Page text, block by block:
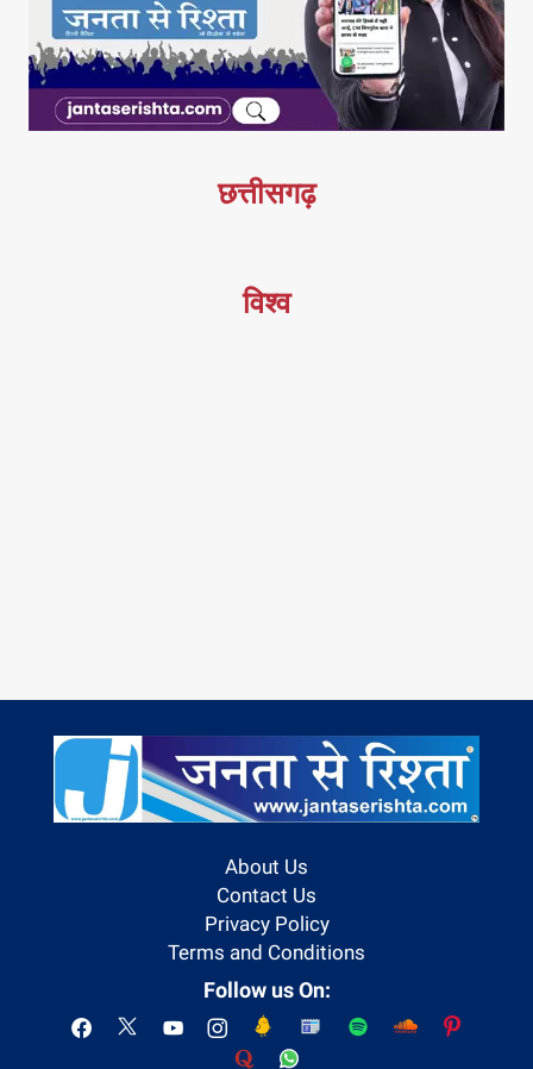
छत्तीसगढ़
विश्व
About Us
Contact Us
Privacy Policy
Terms and Conditions
Follow us On: